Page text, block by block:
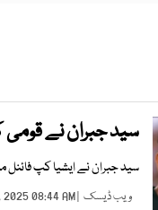
سید جبران نے
سید جبران نے ایشیا کپ
ویب ڈیسک | OCT 01, 2025 08:44 AM |